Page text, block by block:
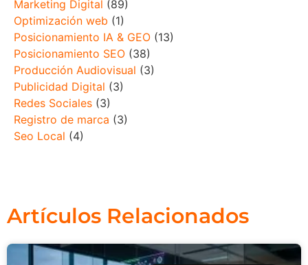
Marketing Digital (89)
Optimización web (1)
Posicionamiento IA & GEO (13)
Posicionamiento SEO (38)
Producción Audiovisual (3)
Publicidad Digital (3)
Redes Sociales (3)
Registro de marca (3)
Seo Local (4)
Artículos Relacionados